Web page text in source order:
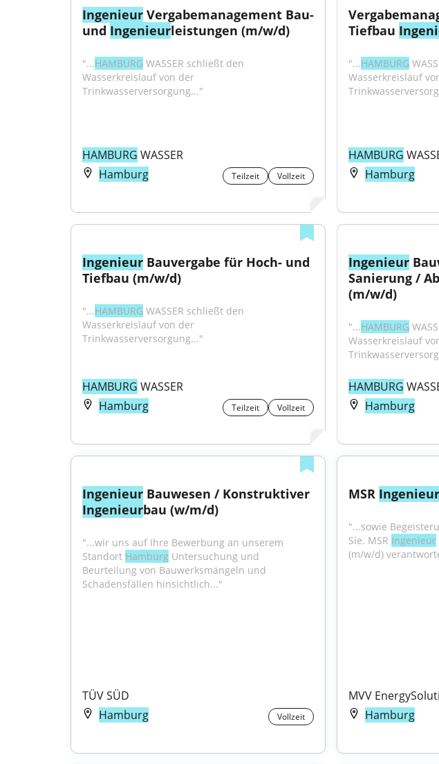
Ingenieur Vergabemanagement Bau-
und Ingenieurleistungen (m/w/d)
"...HAMBURG WASSER schließt den
Wasserkreislauf von der
Trinkwasserversorgung..."
HAMBURG WASSER
Hamburg
Teilzeit Vollzeit
Tiefbau
"...HAMBURG
Wasserkreislauf
HAMBURG
Hamburg
Ingenieur Bauvergabe für Hoch- und
Tiefbau (m/w/d)
"...HAMBURG WASSER schließt den
Wasserkreislauf von der
Trinkwasserversorgung..."
HAMBURG WASSER
Hamburg
Teilzeit Vollzeit
Ingenieur
Sanierung /
(m/w/d)
"...HAMBURG
Wasserkreislauf
HAMBURG
Hamburg
Ingenieur
Ingenieurbau (w/m/d)
"...wir uns auf Ihre Bewerbung an unserem
Standort Hamburg Untersuchung und
Beurteilung von Bauwerksmängeln und
Schadensfällen hinsichtlich..."
TÜV SÜD
Hamburg
Vollzeit
MSR Ingenieur
"...sowie
Sie. MSR Ingenieur
(m/w/d)
MVV
Hamburg